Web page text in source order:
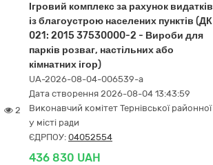
2
Ігровий комплекс за рахунок видатків
із благоустрою населених пунктів (ДК
021: 2015 37530000-2 - Вироби для
парків розваг, настільних або
кімнатних ігор)
UA-2026-08-04-006539-a
Дата створення 2026-08-04 13:43:59
Виконавчий комітет Тернівської районної
у місті ради
ЄДРПОУ: 04052554
436 830 UAH